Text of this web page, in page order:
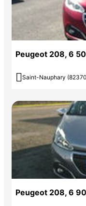
Peugeot 208, 6
 Saint-Nauphary
Peugeot 208, 6